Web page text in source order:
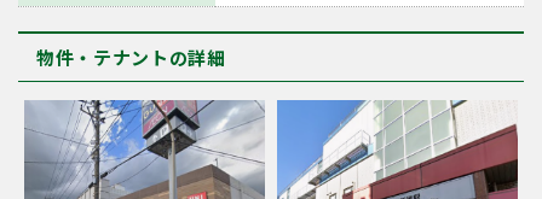
物件・テナントの詳細